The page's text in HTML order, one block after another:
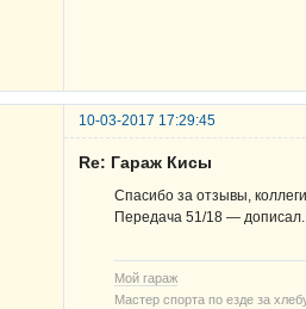
10-03-2017 17:29:45
Re: Гараж Кисы
Спасибо за отзывы,
Передача 51/18 — дописал.
Мой гараж
Мастер спорта по езде за